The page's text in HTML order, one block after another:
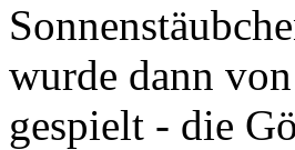
wurde dann
gespielt - die